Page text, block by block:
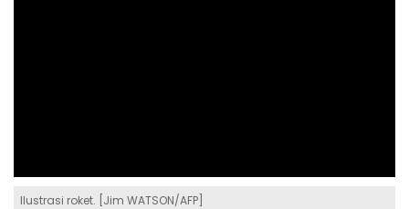
Ilustrasi roket. [Jim WATSON/AFP]